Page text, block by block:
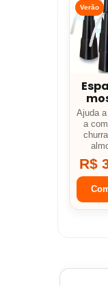
Verão
Ajuda
a
R$